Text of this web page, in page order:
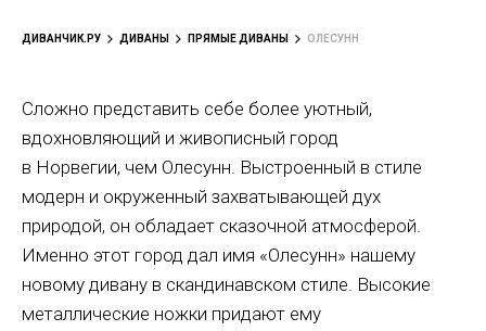
ДИВАНЧИК.РУ ДИВАНЫ ПРЯМЫЕ ДИВАНЫ ОЛЕСУНН
Сложно представить себе более уютный,
вдохновляющий и живописный город
в Норвегии, чем Олесунн. Выстроенный в стиле
модерн и окруженный захватывающей дух
природой, он обладает сказочной атмосферой.
Именно этот город дал имя «Олесунн» нашему
новому дивану в скандинавском стиле. Высокие
металлические ножки придают ему